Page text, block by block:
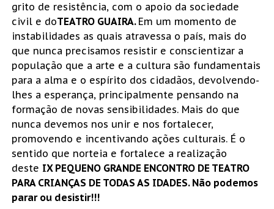
grito de resistência, com o apoio da sociedade
civil e doTEATRO GUAIRA. Em um momento de
instabilidades as quais atravessa o país, mais do
que nunca precisamos resistir e conscientizar a
população que a arte e a cultura são fundamentais
para a alma e o espírito dos cidadãos, devolvendo-
lhes a esperança, principalmente pensando na
formação de novas sensibilidades. Mais do que
nunca devemos nos unir e nos fortalecer,
promovendo e incentivando ações culturais. É o
sentido que norteia e fortalece a realização
deste IX PEQUENO GRANDE ENCONTRO DE TEATRO
PARA CRIANÇAS DE TODAS AS IDADES. Não podemos
parar ou desistir!!!